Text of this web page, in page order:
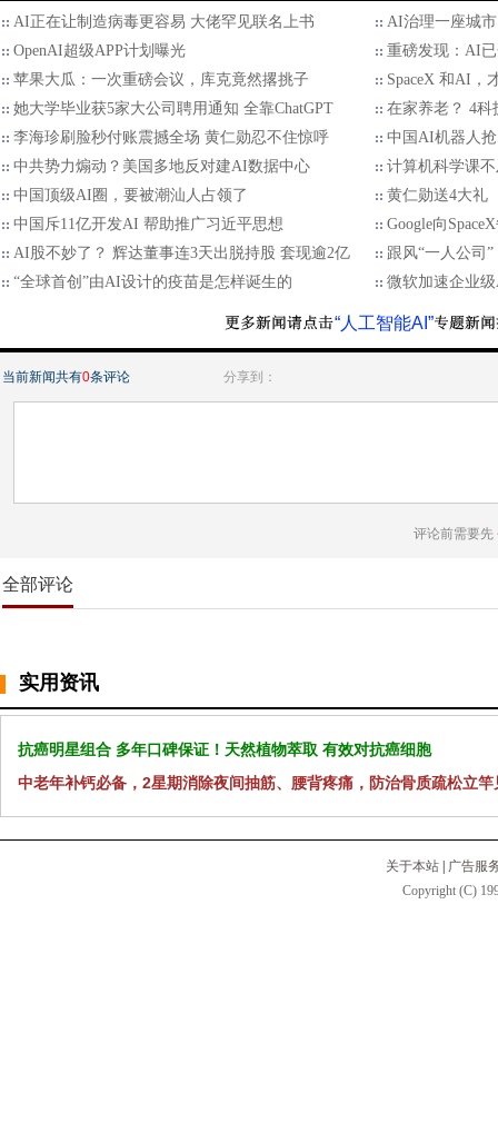
AI正在让制造病毒更容易 大佬罕见联名上书
AI治理一座城
OpenAI超级APP计划曝光
重磅发现：AI
苹果大瓜：一次重磅会议，库克竟然撂挑子
SpaceX 和AI，
她大学毕业获5家大公司聘用通知 全靠ChatGPT
在家养老？ 4科
李海珍刷脸秒付账震撼全场 黄仁勋忍不住惊呼
中国AI机器人
中共势力煽动？美国多地反对建AI数据中心
计算机科学课
中国顶级AI圈，要被潮汕人占领了
黄仁勋送4大礼
中国斥11亿开发AI 帮助推广习近平思想
Google向
AI股不妙了？ 辉达董事连3天出脱持股 套现逾2亿
跟风“一人公司
“全球首创”由AI设计的疫苗是怎样诞生的
微软加速企业
“人工智能AI”
当前新闻共有0条评论 分享到：
评论前需要先
全部评论
实用资讯
抗癌明星组合 多年口碑保证！天然植物萃取 有效对抗癌细胞
中老年补钙必备，2星期消除夜间抽筋、腰背疼痛，防治骨质疏松立竿
关于本站
广告服
Copyright (C)